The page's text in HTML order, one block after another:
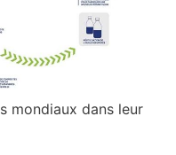
mondiaux dans leur